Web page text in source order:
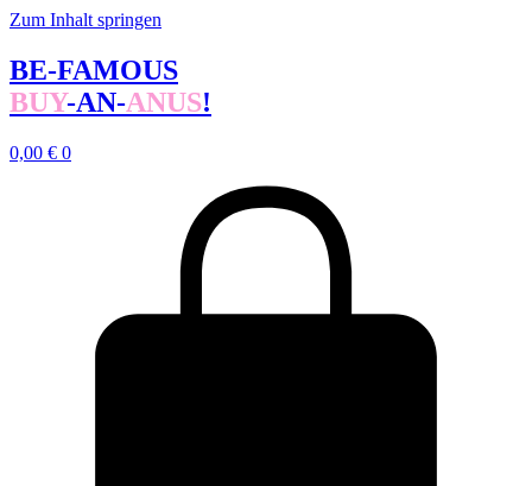
Zum Inhalt springen
BE-FAMOUS
BUY-AN-ANUS!
0,00 € 0